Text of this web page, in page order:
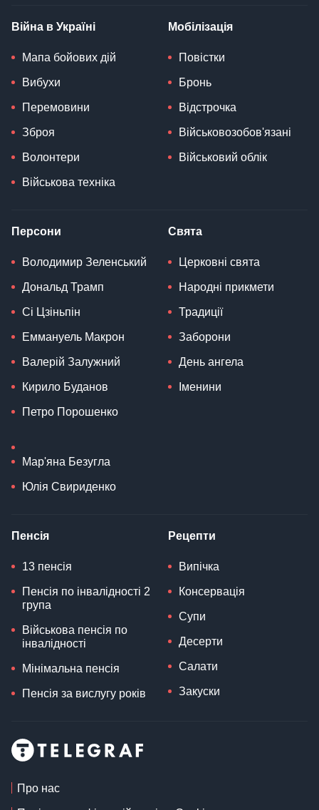
Війна в Україні
Мапа бойових дій
Вибухи
Перемовини
Зброя
Волонтери
Військова техніка
Мобілізація
Повістки
Бронь
Відстрочка
Військовозобов'язані
Військовий облік
Персони
Володимир Зеленський
Дональд Трамп
Сі Цзіньпін
Еммануель Макрон
Валерій Залужний
Кирило Буданов
Петро Порошенко
Мар'яна Безугла
Юлія Свириденко
Свята
Церковні свята
Народні прикмети
Традиції
Заборони
День ангела
Іменини
Пенсія
13 пенсія
Пенсія по інвалідності 2
група
Військова пенсія по
інвалідності
Мінімальна пенсія
Пенсія за вислугу років
Рецепти
Випічка
Консервація
Супи
Десерти
Салати
Закуски
Про нас